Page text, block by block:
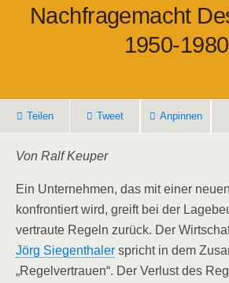
Nachfragemacht
1950-1980
Teilen Tweet Anpinnen
Von Ralf Keuper
Ein Unternehmen, das mit einer
konfrontiert wird, greift bei der
vertraute Regeln zurück. Der
Jörg Siegenthaler spricht in dem
„Regelvertrauen“. Der Verlust des